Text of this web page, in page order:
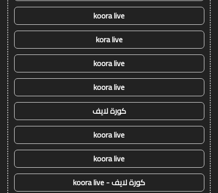
koora live
kora live
koora live
koora live
كورة لايف
koora live
koora live
كورة لايف - koora live